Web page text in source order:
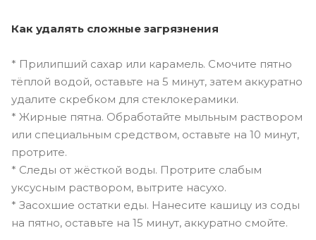
Как удалять сложные загрязнения
* Прилипший сахар или карамель. Смочите пятно
тёплой водой, оставьте на 5 минут, затем аккуратно
удалите скребком для стеклокерамики.
* Жирные пятна. Обработайте мыльным раствором
или специальным средством, оставьте на 10 минут,
протрите.
* Следы от жёсткой воды. Протрите слабым
уксусным раствором, вытрите насухо.
* Засохшие остатки еды. Нанесите кашицу из соды
на пятно, оставьте на 15 минут, аккуратно смойте.